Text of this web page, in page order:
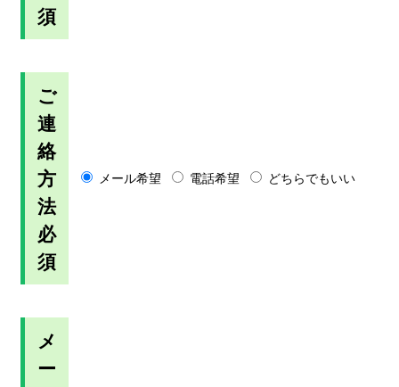
須
ご
連
絡
方
法
必
須
メール希望 電話希望 どちらでもいい
メ
ー